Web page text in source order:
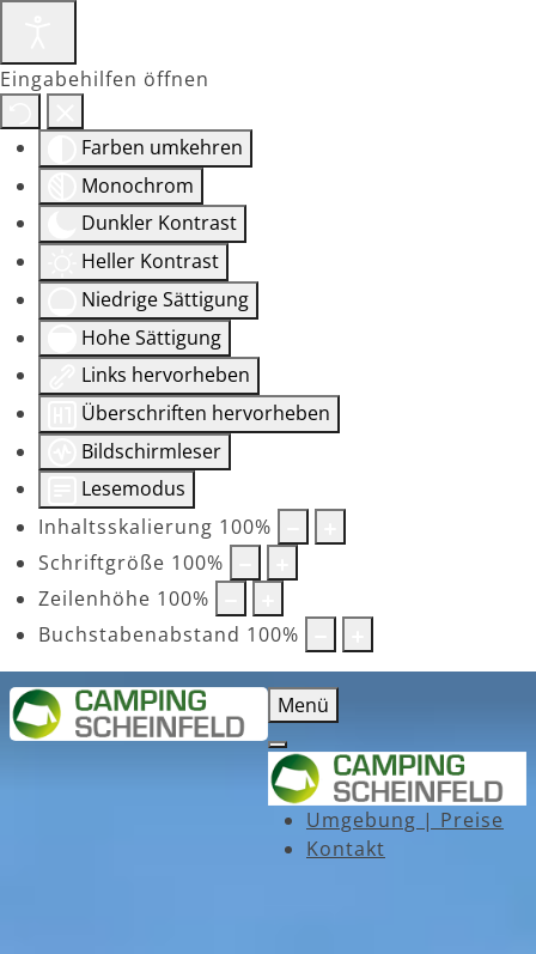
Eingabehilfen öffnen
Farben umkehren
Monochrom
Dunkler Kontrast
Heller Kontrast
Niedrige Sättigung
Hohe Sättigung
Links hervorheben
Überschriften hervorheben
Bildschirmleser
Lesemodus
Inhaltsskalierung 100%
Schriftgröße 100%
Zeilenhöhe 100%
Buchstabenabstand 100%
Menü
Umgebung | Preise
Kontakt